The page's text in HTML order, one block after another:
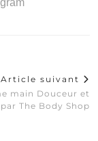
Article suivant
main Douceur et
The Body Shop